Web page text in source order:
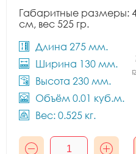
Габаритные размеры:
см, вес 525 гр.
Длина 275 мм.
Ширина 130 мм.
Высота 230 мм.
Объём 0.01 куб.м.
Вес: 0.525 кг.